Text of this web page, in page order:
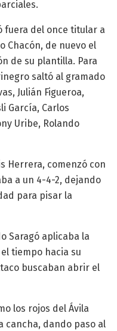
fuera del once titular a
Chacón, de nuevo el
de su plantilla. Para
saltó al gramado
Julián Figueroa,
García, Carlos
Uribe, Rolando
Herrera, comenzó con
a un 4-4-2, dejando
para pisar la
Saragó aplicaba la
tiempo hacia su
buscaban abrir el
los rojos del Ávila
cancha, dando paso al